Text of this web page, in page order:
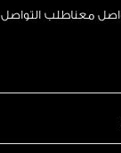
معناطلب التواصل